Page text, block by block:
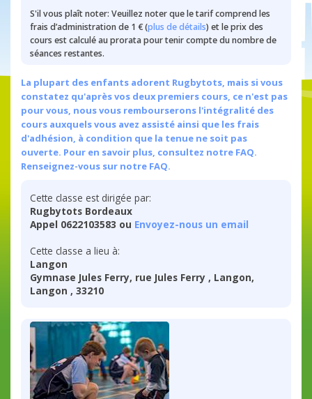
S'il vous plaît noter: Veuillez noter que le tarif comprend les
frais d’administration de 1 € (plus de détails) et le prix des
cours est calculé au prorata pour tenir compte du nombre de
séances restantes.
La plupart des enfants adorent Rugbytots, mais si vous
constatez qu'après vos deux premiers cours, ce n'est pas
pour vous, nous vous rembourserons l'intégralité des
cours auxquels vous avez assisté ainsi que les frais
d'adhésion, à condition que la tenue ne soit pas
ouverte. Pour en savoir plus, consultez notre FAQ.
Renseignez-vous sur notre FAQ.
Cette classe est dirigée par:
Rugbytots Bordeaux
Appel 0622103583 ou Envoyez-nous un email
Cette classe a lieu à:
Langon
Gymnase Jules Ferry, rue Jules Ferry , Langon,
Langon , 33210